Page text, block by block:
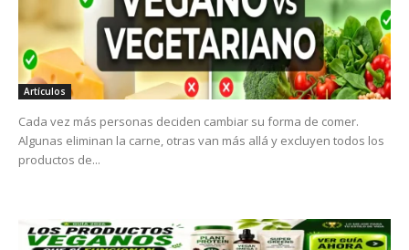
Artículos
Cada vez más personas deciden cambiar su forma de comer.
Algunas eliminan la carne, otras van más allá y excluyen todos los
productos de...